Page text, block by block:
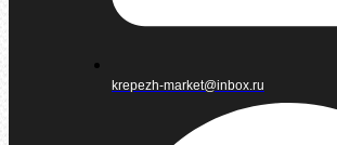
krepezh-market@inbox.ru